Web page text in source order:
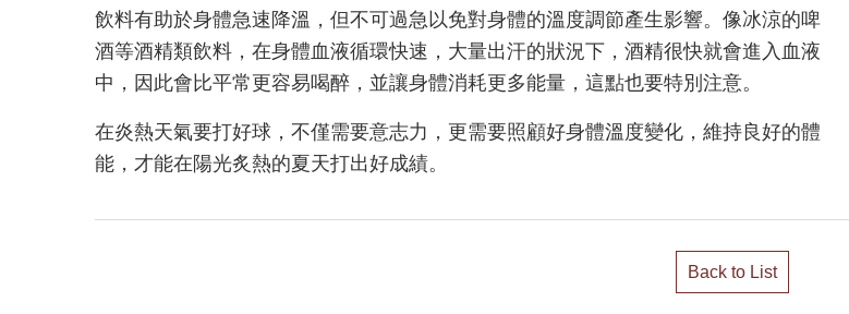
飲料有助於身體急速降溫，但不可過急以免對身體的溫度調節產生影響。像冰涼的啤
酒等酒精類飲料，在身體血液循環快速，大量出汗的狀況下，酒精很快就會進入血液
中，因此會比平常更容易喝醉，並讓身體消耗更多能量，這點也要特別注意。
在炎熱天氣要打好球，不僅需要意志力，更需要照顧好身體溫度變化，維持良好的體
能，才能在陽光炙熱的夏天打出好成績。
Back to List